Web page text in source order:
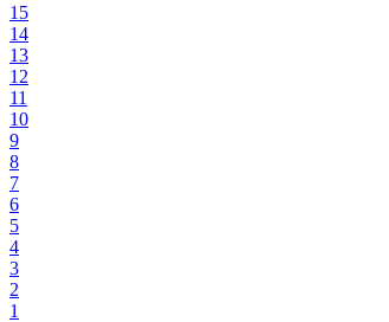
15
14
13
12
11
10
9
8
7
6
5
4
3
2
1